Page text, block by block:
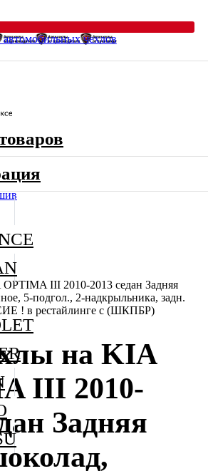
чехлов
III 2010-2013 седан Задняя
5-подгол., 2-надкрыльника, задн.
! в рестайлинге с (ШКПБР)
на KIA
III 2010-
Задняя